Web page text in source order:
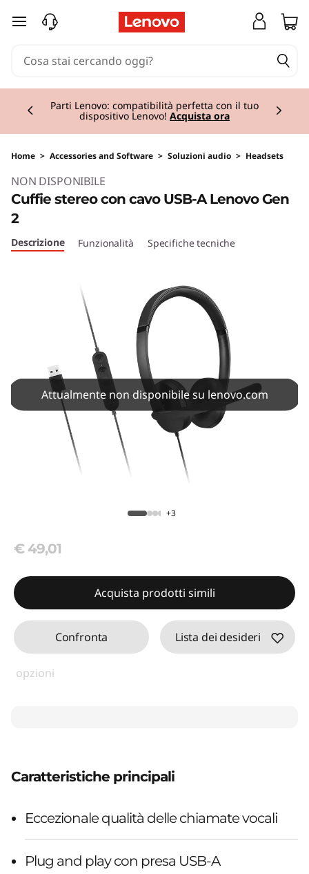
passa a contenuto principale
Offerte sugli accessori: risparmia fino al 40%
Acquista ora
Home > Accessories and Software > Soluzioni audio > Headsets
NON DISPONIBILE
Cuffie stereo con cavo USB-A Lenovo Gen
2
Descrizione Funzionalità Specifiche tecniche
Attualmente non disponibile su lenovo.com
+3
€ 49,01
Acquista prodotti simili
Confronta Lista dei desideri
opzioni
Caratteristiche principali
Eccezionale qualità delle chiamate vocali
Plug and play con presa USB-A